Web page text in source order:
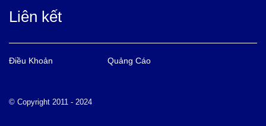
Liên kết
Điều Khoản Quảng Cáo
© Copyright 2011 - 2024